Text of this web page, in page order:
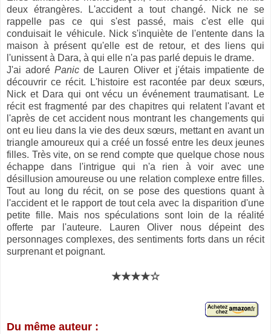
deux étrangères. L'accident a tout changé. Nick ne se
rappelle pas ce qui s'est passé, mais c'est elle qui
conduisait le véhicule. Nick s'inquiète de l'entente dans la
maison à présent qu'elle est de retour, et des liens qui
l'unissent à Dara, à qui elle n'a pas parlé depuis le drame.
J'ai adoréPanic de Lauren Oliver et j'étais impatiente de
découvrir ce récit. L'histoire est racontée par deux sœurs,
Nick et Dara qui ont vécu un événement traumatisant. Le
récit est fragmenté par des chapitres qui relatent l'avant et
l'après de cet accident nous montrant les changements qui
ont eu lieu dans la vie des deux sœurs, mettant en avant un
triangle amoureux qui a créé un fossé entre les deux jeunes
filles. Très vite, on se rend compte que quelque chose nous
échappe dans l'intrigue qui n'a rien à voir avec une
désillusion amoureuse ou une relation complexe entre filles.
Tout au long du récit, on se pose des questions quant à
l'accident et le rapport de tout cela avec la disparition d'une
petite fille. Mais nos spéculations sont loin de la réalité
offerte par l'auteure. Lauren Oliver nous dépeint des
personnages complexes, des sentiments forts dans un récit
surprenant et poignant.
★★★★☆
Du même auteur :